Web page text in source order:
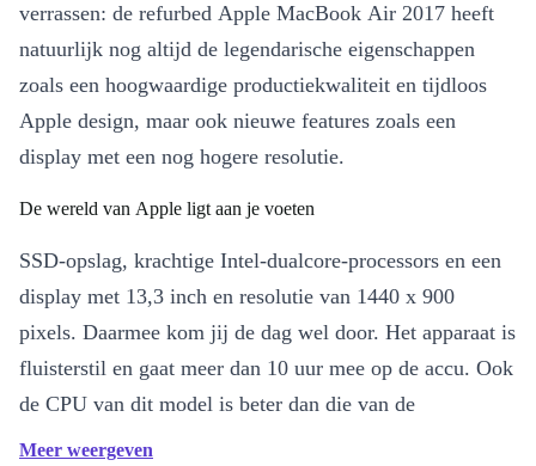
verrassen: de refurbed Apple MacBook Air 2017 heeft
natuurlijk nog altijd de legendarische eigenschappen
zoals een hoogwaardige productiekwaliteit en tijdloos
Apple design, maar ook nieuwe features zoals een
display met een nog hogere resolutie.
De wereld van Apple ligt aan je voeten
SSD-opslag, krachtige Intel-dualcore-processors en een
display met 13,3 inch en resolutie van 1440 x 900
pixels. Daarmee kom jij de dag wel door. Het apparaat is
fluisterstil en gaat meer dan 10 uur mee op de accu. Ook
de CPU van dit model is beter dan die van de
voorganger, maar dit betekent niet dat-ie heel warm
Meer weergeven